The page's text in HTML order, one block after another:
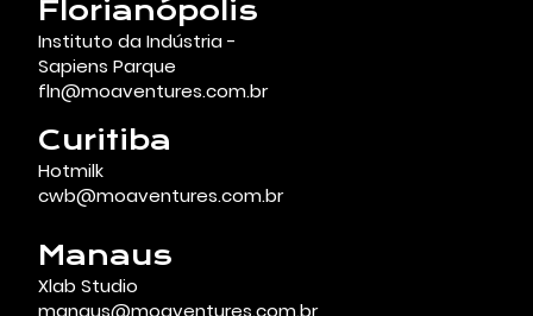
Curitiba
Hotmilk
cwb@moaventures.com.br
Manaus
Xlab Studio
manaus@moaventures.com.br
Florianópolis
Instituto da Indústria -
Sapiens Parque
fln@moaventures.com.br